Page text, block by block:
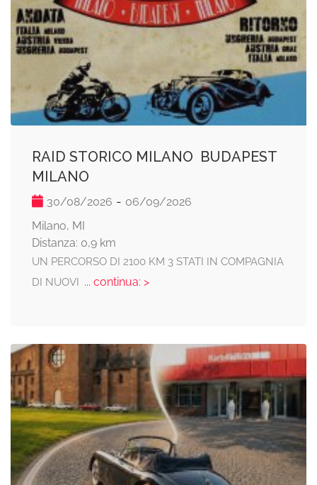
RAID STORICO MILANO  BUDAPEST 
MILANO
30/08/2026 - 06/09/2026
Milano, MI
Distanza: 0,9 km
UN PERCORSO DI 2100 KM 3 STATI IN COMPAGNIA
DI NUOVI ... continua: >